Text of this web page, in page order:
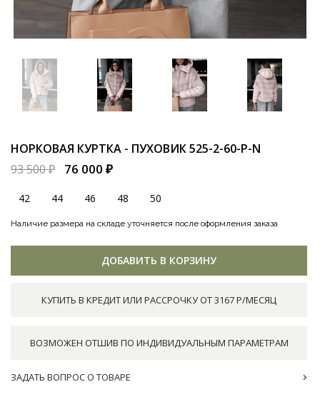
НОРКОВАЯ КУРТКА - ПУХОВИК525-2-60-P-N
93 500 ₽
76 000 ₽
42 44 46 48 50
Наличие размера на складе уточняется после оформления заказа
ДОБАВИТЬ В КОРЗИНУ
КУПИТЬ В КРЕДИТ ИЛИ РАССРОЧКУ ОТ 3167 Р/МЕСЯЦ
ВОЗМОЖЕН ОТШИВ ПО ИНДИВИДУАЛЬНЫМ ПАРАМЕТРАМ
ЗАДАТЬ ВОПРОС О ТОВАРЕ